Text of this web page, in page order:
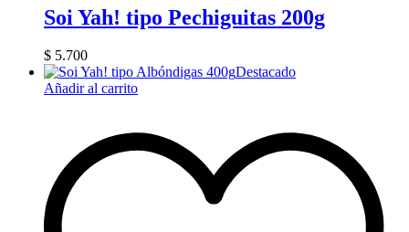
Soi Yah! tipo Pechiguitas 200g
$ 5.700
Destacado
Añadir al carrito